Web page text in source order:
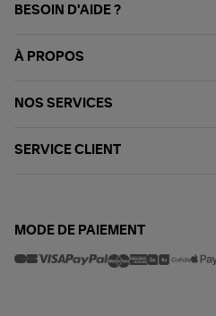
BESOIN D'AIDE ?
À PROPOS
NOS SERVICES
SERVICE CLIENT
MODE DE PAIEMENT